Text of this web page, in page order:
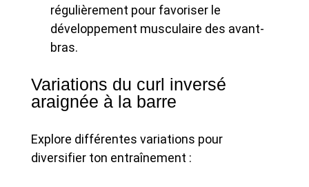
régulièrement pour favoriser le
développement musculaire des avant-
bras.
Variations du curl inversé
araignée à la barre
Explore différentes variations pour
diversifier ton entraînement :